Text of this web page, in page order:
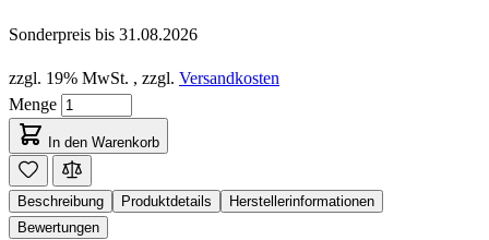
Sonderpreis bis 31.08.2026
zzgl. 19% MwSt. , zzgl. Versandkosten
Menge
In den Warenkorb
Beschreibung Produktdetails
Herstellerinformationen
Bewertungen